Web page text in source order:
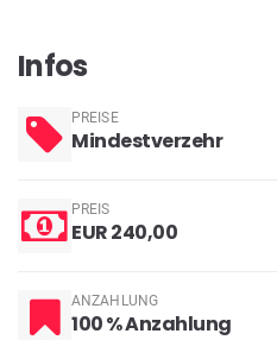
Infos
PREISE
Mindestverzehr
PREIS
EUR 240,00
ANZAHLUNG
100 % Anzahlung